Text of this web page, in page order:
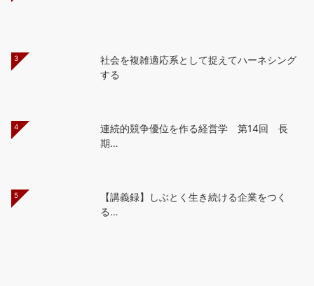
3
社会を複雑適応系として捉えてハーネシング
する
4
連続的競争優位を作る経営学 第14回 長
期…
5
【講義録】しぶとく生き続ける企業をつく
る…